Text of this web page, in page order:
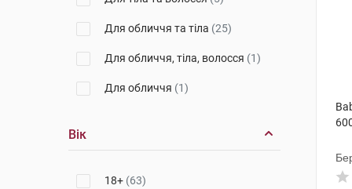
Біотрейд Болгарія(1)
Ляборатуар SVR(1)
Для обличчя та тіла (25)
Для обличчя, тіла, волосся (1)
Для обличчя (1)
Вік
18+ (63)